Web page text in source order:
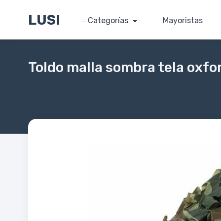
LUSI Categorías Mayoristas
Toldo malla sombra tela